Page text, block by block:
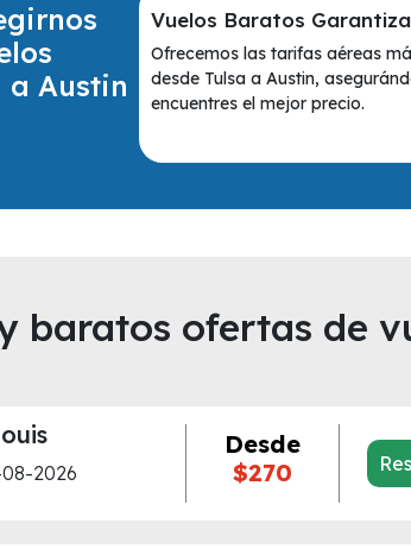
a Austin
Vuelos Baratos
Ofrecemos las tarifas aéreas
desde Tulsa a Austin,
encuentres el mejor precio.
baratos ofertas de
2026
Desde
$270